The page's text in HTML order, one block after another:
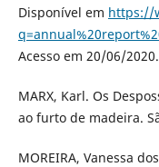
Disponível em https://
Acesso em 20/06/2020.
MARX, Karl. Os
ao furto de madeira.
MOREIRA, Vanessa